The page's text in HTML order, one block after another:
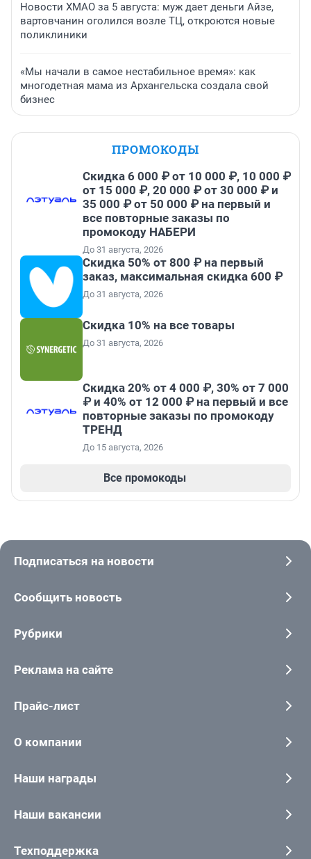
Новости ХМАО за 5 августа: муж дает деньги Айзе,
вартовчанин оголился возле ТЦ, откроются новые
поликлиники
«Мы начали в самое нестабильное время»: как
многодетная мама из Архангельска создала свой
бизнес
ПРОМОКОДЫ
Скидка 6 000 ₽ от 10 000 ₽, 10 000 ₽
от 15 000 ₽, 20 000 ₽ от 30 000 ₽ и
35 000 ₽ от 50 000 ₽ на первый и
все повторные заказы по
промокоду НАБЕРИ
До 31 августа, 2026
Скидка 50% от 800 ₽ на первый
заказ, максимальная скидка 600 ₽
До 31 августа, 2026
Скидка 10% на все товары
До 31 августа, 2026
Скидка 20% от 4 000 ₽, 30% от 7 000
₽ и 40% от 12 000 ₽ на первый и все
повторные заказы по промокоду
ТРЕНД
До 15 августа, 2026
Все промокоды
Подписаться на новости
Сообщить новость
Рубрики
Реклама на сайте
Прайс-лист
О компании
Наши награды
Наши вакансии
Техподдержка